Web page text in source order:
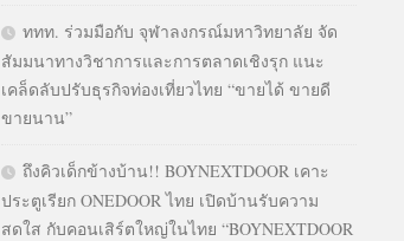
ททท. ร่วมมือกับ จุฬาลงกรณ์มหาวิทยาลัย จัด
สัมมนาทางวิชาการและการตลาดเชิงรุก แนะ
เคล็ดลับปรับธุรกิจท่องเที่ยวไทย “ขายได้ ขายดี
ขายนาน”
ถึงคิวเด็กข้างบ้าน!! BOYNEXTDOOR เคาะ
ประตูเรียก ONEDOOR ไทย เปิดบ้านรับความ
สดใส กับคอนเสิร์ตใหญ่ในไทย “BOYNEXTDOOR